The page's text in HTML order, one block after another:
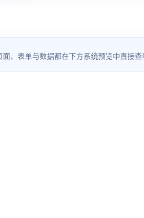
面、表单与数据都在下方系统预览中直接查